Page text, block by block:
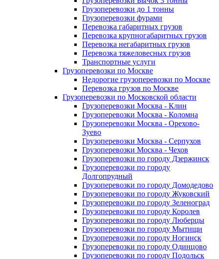
Грузоперевозки до 1 тонны
Грузоперевозки фурами
Перевозка габаритных грузов
Перевозка крупногабаритных грузов
Перевозка негабаритных грузов
Перевозка тяжеловесных грузов
Транспортные услуги
Грузоперевозки по Москве
Недорогие грузоперевозки по Москве
Перевозка грузов по Москве
Грузоперевозки по Московской области
Грузоперевозки Москва - Клин
Грузоперевозки Москва - Коломна
Грузоперевозки Москва - Орехово-
Зуево
Грузоперевозки Москва - Серпухов
Грузоперевозки Москва - Чехов
Грузоперевозки по городу Дзержинск
Грузоперевозки по городу
Долгопрудный
Грузоперевозки по городу Домодедово
Грузоперевозки по городу Жуковский
Грузоперевозки по городу Зеленоград
Грузоперевозки по городу Королев
Грузоперевозки по городу Люберцы
Грузоперевозки по городу Мытищи
Грузоперевозки по городу Ногинск
Грузоперевозки по городу Одинцово
Грузоперевозки по городу Подольск